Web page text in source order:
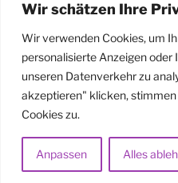
Wir schätzen Ihre
Wir verwenden Cookies, um
personalisierte Anzeigen oder
unseren Datenverkehr zu
akzeptieren" klicken,
Cookies zu.
Anpassen Alles
facebook
©2026 Duo Diagonal //